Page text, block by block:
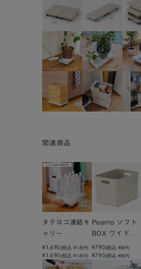
関連商品
タテヨコ連結キ
ャリー
¥1,690(税込 ¥1,859)
¥1,690(税込 ¥1,859)
Pearno ソフト
BOX ワイド深 |
W36×D25.7×
H24cm
¥790(税込¥869)
¥790(税込 ¥869)